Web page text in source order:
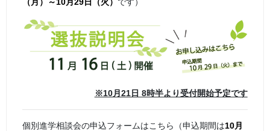
※10月21日 8時半より受付開始予定です
個別進学相談会の申込フォームはこちら（申込期間は10月